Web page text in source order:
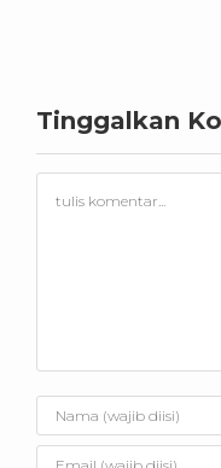
Tinggalkan